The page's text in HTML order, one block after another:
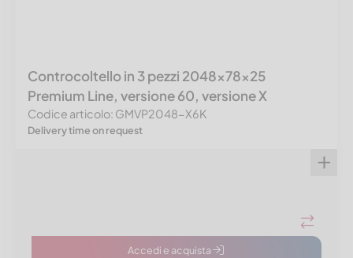
Controcoltello in 3 pezzi 2048x78x25
Premium Line, versione 60, versione X
Codice articolo: GMVP2048-X6K
Delivery time on request
Accedi e acquista